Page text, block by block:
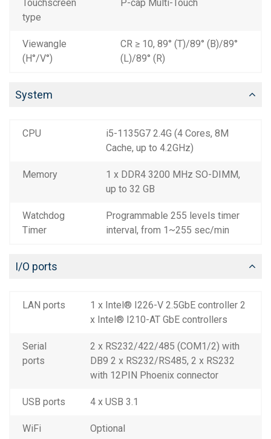
Touchscreen
type
P-cap Multi-Touch
Viewangle
(H°/V°)
CR ≥ 10, 89° (T)/89° (B)/89°
(L)/89° (R)
System
CPU
i5-1135G7 2.4G (4 Cores, 8M
Cache, up to 4.2GHz)
Memory
1 x DDR4 3200 MHz SO-DIMM,
up to 32 GB
Watchdog
Timer
Programmable 255 levels timer
interval, from 1~255 sec/min
I/O ports
LAN ports
1 x Intel® I226-V 2.5GbE controller 2
x Intel® I210-AT GbE controllers
Serial
ports
2 x RS232/422/485 (COM1/2) with
DB9 2 x RS232/RS485, 2 x RS232
with 12PIN Phoenix connector
USB ports 4 x USB 3.1
WiFi Optional